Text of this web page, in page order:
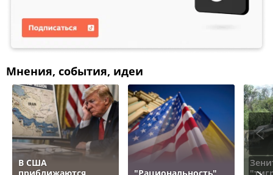
Мнения, события, идеи
В США